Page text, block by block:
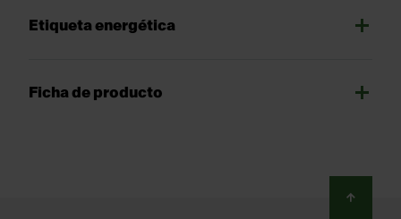
Etiqueta energética
Ficha de producto